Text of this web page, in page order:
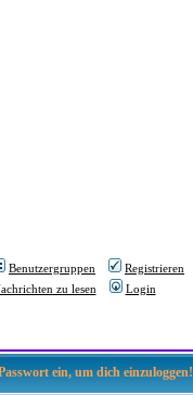
Benutzergruppen
Registrieren
zu lesen Login
ein, um dich einzuloggen!